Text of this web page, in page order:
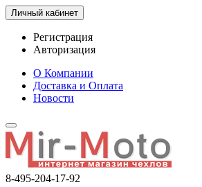
Личный кабинет
Регистрация
Авторизация
О Компании
Доставка и Оплата
Новости
8-495-204-17-92